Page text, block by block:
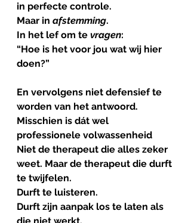
in perfecte controle.
Maar in afstemming.
In het lef om te vragen:
“Hoe is het voor jou wat wij hier
doen?”
En vervolgens niet defensief te
worden van het antwoord.
Misschien is dát wel
professionele volwassenheid
Niet de therapeut die alles zeker
weet. Maar de therapeut die durft
te twijfelen.
Durft te luisteren.
Durft zijn aanpak los te laten als